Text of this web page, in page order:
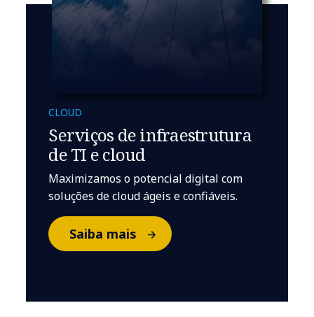
CLOUD
Serviços de infraestrutura
de TI e cloud
Maximizamos o potencial digital com
soluções de cloud ágeis e confiáveis.
Saiba mais